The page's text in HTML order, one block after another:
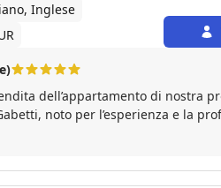
Inglese
dell’appartamento di nostra
noto per l’esperienza e la
dai primi passaggi che
Roma Montagnola, Ilaria,